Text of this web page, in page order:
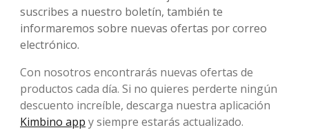
suscribes a nuestro boletín, también te
informaremos sobre nuevas ofertas por correo
electrónico.
Con nosotros encontrarás nuevas ofertas de
productos cada día. Si no quieres perderte ningún
descuento increíble, descarga nuestra aplicación
Kimbino app y siempre estarás actualizado.